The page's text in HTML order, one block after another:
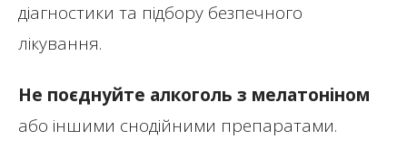
діагностики та підбору безпечного
лікування.
Не поєднуйте алкоголь з мелатоніном
або іншими снодійними препаратами.